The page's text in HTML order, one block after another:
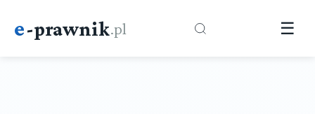
e-prawnik.pl ☰